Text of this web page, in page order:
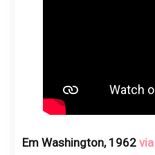
Em Washington, 1962 via